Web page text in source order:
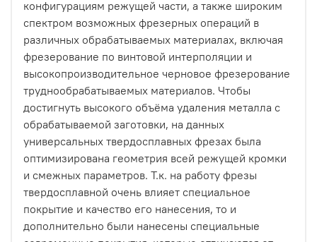
конфигурациям режущей части, а также широким
спектром возможных фрезерных операций в
различных обрабатываемых материалах, включая
фрезерование по винтовой интерполяции и
высокопроизводительное черновое фрезерование
труднообрабатываемых материалов. Чтобы
достигнуть высокого объёма удаления металла с
обрабатываемой заготовки, на данных
универсальных твердосплавных фрезах была
оптимизирована геометрия всей режущей кромки
и смежных параметров. Т.к. на работу фрезы
твердосплавной очень влияет специальное
покрытие и качество его нанесения, то и
дополнительно были нанесены специальные